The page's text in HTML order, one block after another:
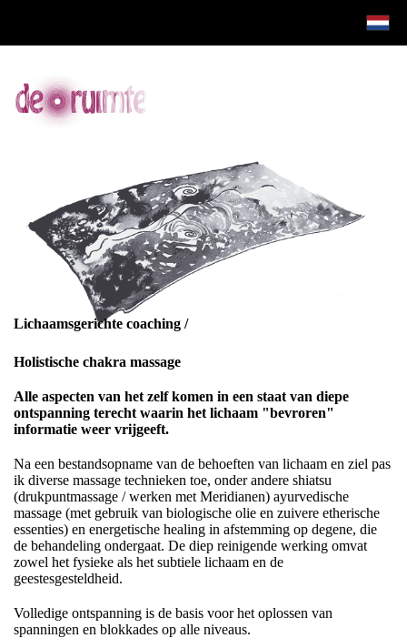
Lichaamsgerichte coaching /
Holistische chakra massage
Alle aspecten van het zelf komen in een staat van diepe
ontspanning terecht waarin het lichaam "bevroren"
informatie weer vrijgeeft.
Na een bestandsopname van de behoeften van lichaam en ziel pas
ik diverse massage technieken toe, onder andere shiatsu
(drukpuntmassage / werken met Meridianen) ayurvedische
massage (met gebruik van biologische olie en zuivere etherische
essenties) en energetische healing in afstemming op degene, die
de behandeling ondergaat. De diep reinigende werking omvat
zowel het fysieke als het subtiele lichaam en de
geestesgesteldheid.
Volledige ontspanning is de basis voor het oplossen van
spanningen en blokkades op alle niveaus.